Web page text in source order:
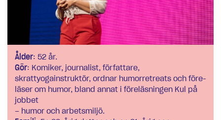
Ålder: 52 år.
Gör: Komiker, journalist, för­fattare,
skrattyogainstruktör, ordnar humorretreats och före­
läser om humor, bland annat i föreläsningen Kul på
jobbet
– humor och arbetsmiljö.